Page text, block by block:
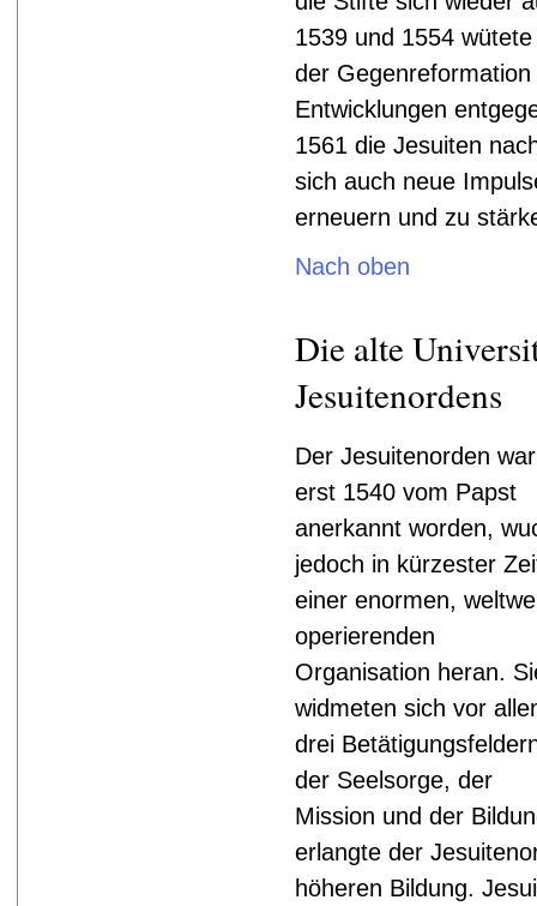
1539 und 1554
der
Entwicklungen
1561 die Jesuiten
sich auch neue
erneuern und zu
Nach oben
Die alte
Jesuitenordens
Der Jesuitenorden war
erst 1540 vom Papst
anerkannt worden,
jedoch in kürzester
einer enormen,
operierenden
Organisation heran.
widmeten sich vor
drei
der Seelsorge, der
Mission und der
erlangte der
höheren Bildung.